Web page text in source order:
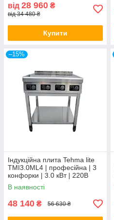
від 28 960 ₴
від 34 480 ₴
Купити
–15%
Індукційна плита Tehma lite
TMI3.0ML4 | професійна | 3
конфорки | 3.0 кВт | 220В
В наявності
48 140 ₴ 56 630 ₴